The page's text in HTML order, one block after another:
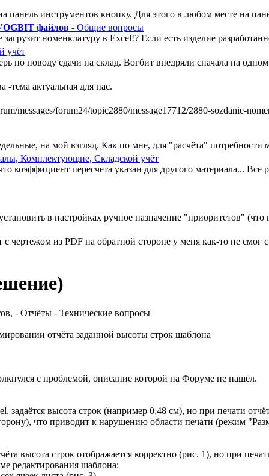
панель инструментов кнопку. Для этого в любом месте на
файлов - Общие вопросы
номенклатуру в Excel!? Если есть изделие
учёт
по поводу сдачи на склад. Вогбит внедряли сначала на одном
тема актуальная для нас.
messages/forum24/topic2880/message17712/2880-sozdanie-
на мой взгляд. Как по мне, для "расчёта"
Комплектующие, Складской учёт
коэффициент пересчета указан для другого материала...
в настройках ручное назначение "приоритетов" (что
из PDF на обратной стороне у меня как-то не смог
- Отчёты - Технические вопросы
отчёта заданной высоты строк шаблона
с проблемой, описание которой на Форуме не нашёл.
высота строк (например 0,48 см), но при печати
что приводит к нарушению области печати (режим
высота строк отображается корректно (рис. 1), но при
редактирования шаблона: